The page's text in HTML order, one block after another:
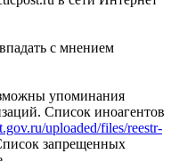
с мнением
упоминания
Список иноагентов
uploaded/files/reestr-
запрещенных